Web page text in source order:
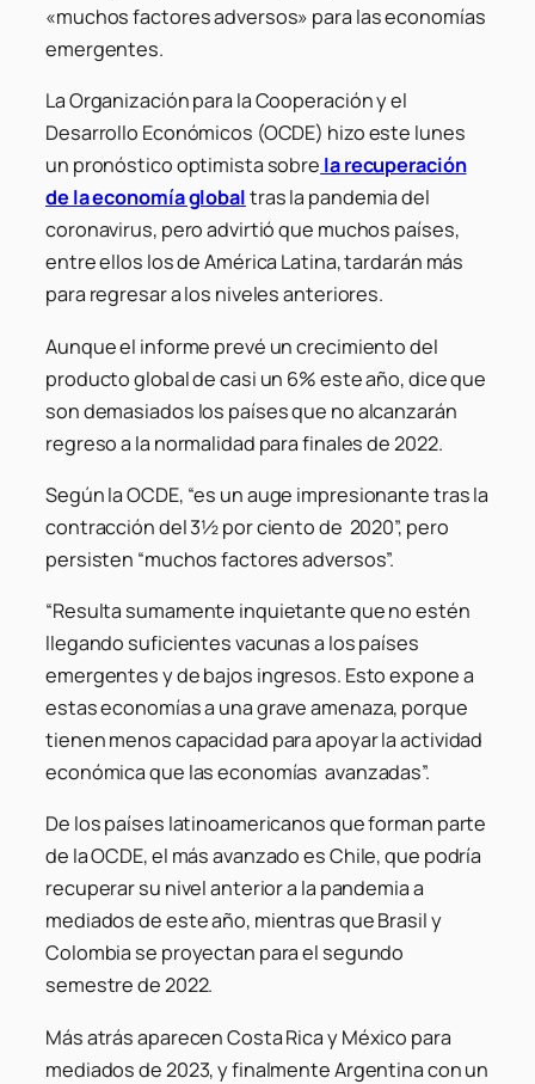
«muchos factores adversos» para las economías
emergentes.
La Organización para la Cooperación y el
Desarrollo Económicos (OCDE) hizo este lunes
un pronóstico optimista sobre la recuperación
de la economía globaltras la pandemia del
coronavirus, pero advirtió que muchos países,
entre ellos los de América Latina, tardarán más
para regresar a los niveles anteriores.
Aunque el informe prevé un crecimiento del
producto global de casi un 6% este año, dice que
son demasiados los países que no alcanzarán
regreso a la normalidad para finales de 2022.
Según la OCDE, “es un auge impresionante tras la
contracción del 3½ por ciento de 2020”, pero
persisten “muchos factores adversos”.
“Resulta sumamente inquietante que no estén
llegando suficientes vacunas a los países
emergentes y de bajos ingresos. Esto expone a
estas economías a una grave amenaza, porque
tienen menos capacidad para apoyar la actividad
económica que las economías avanzadas”.
De los países latinoamericanos que forman parte
de la OCDE, el más avanzado es Chile, que podría
recuperar su nivel anterior a la pandemia a
mediados de este año, mientras que Brasil y
Colombia se proyectan para el segundo
semestre de 2022.
Más atrás aparecen Costa Rica y México para
mediados de 2023, y finalmente Argentina con un